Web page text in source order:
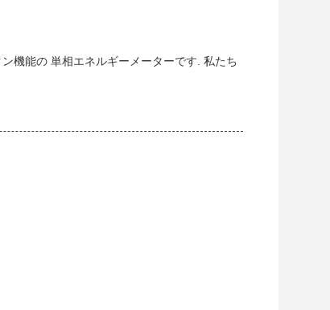
機能の 単相エネルギーメーターです. 私たち